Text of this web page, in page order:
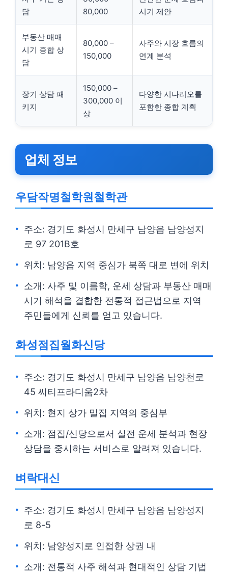
담
80,000
시기 제안
부동산 매매
시기 종합 상
담
80,000 –
150,000
사주와 시장 흐름의
연계 분석
장기 상담 패
키지
150,000 –
300,000 이
상
다양한 시나리오를
포함한 종합 계획
업체 정보
우담작명철학원철학관
주소: 경기도 화성시 만세구 남양읍 남양성지
로 97 201B호
위치: 남양읍 지역 중심가 북쪽 대로 변에 위치
소개: 사주 및 이름학, 운세 상담과 부동산 매매
시기 해석을 결합한 전통적 접근법으로 지역
주민들에게 신뢰를 얻고 있습니다.
화성점집월화신당
주소: 경기도 화성시 만세구 남양읍 남양천로
45 씨티프라디움2차
위치: 현지 상가 밀집 지역의 중심부
소개: 점집/신당으로서 실전 운세 분석과 현장
상담을 중시하는 서비스로 알려져 있습니다.
벼락대신
주소: 경기도 화성시 만세구 남양읍 남양성지
로 8-5
위치: 남양성지로 인접한 상권 내
소개: 전통적 사주 해석과 현대적인 상담 기법